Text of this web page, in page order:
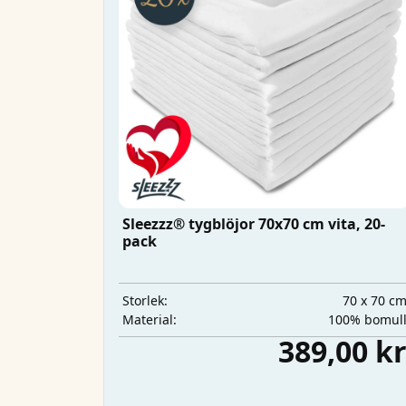
Sleezzz® tygblöjor 70x70 cm vita, 20-
pack
Storlek:
70 x 70 cm
Material:
100% bomull
389,00 kr